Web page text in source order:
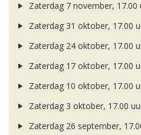
Zaterdag 7 november, 17.00
Zaterdag 31 oktober, 17.00
Zaterdag 24 oktober, 17.00
Zaterdag 17 oktober, 17.00
Zaterdag 10 oktober, 17.00
Zaterdag 3 oktober, 17.00
Zaterdag 26 september,